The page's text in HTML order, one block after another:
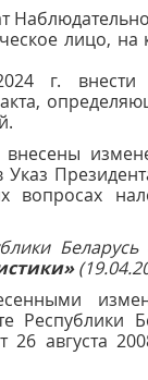
лицо,
г. внести
Республики
26 августа